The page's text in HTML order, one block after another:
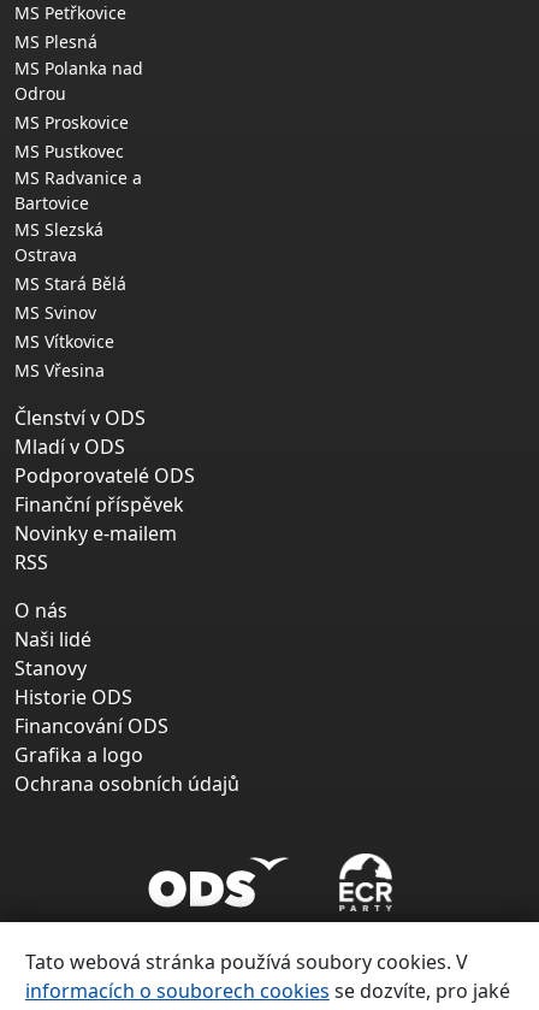
MS Petřkovice
MS Plesná
MS Polanka nad
Odrou
MS Proskovice
MS Pustkovec
MS Radvanice a
Bartovice
MS Slezská
Ostrava
MS Stará Bělá
MS Svinov
MS Vítkovice
MS Vřesina
Členství v ODS
Mladí v ODS
Podporovatelé ODS
Finanční příspěvek
Novinky e-mailem
RSS
O nás
Naši lidé
Stanovy
Historie ODS
Financování ODS
Grafika a logo
Ochrana osobních údajů
Tato webová stránka používá soubory cookies. V
informacích o souborech cookies se dozvíte, pro jaké